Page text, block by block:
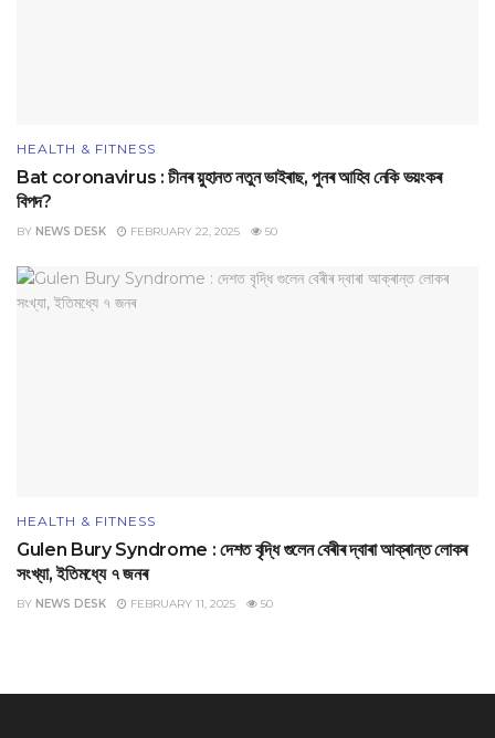
HEALTH & FITNESS
Bat coronavirus : চীনৰ য়ুহানত নতুন ভাইৰাছ, পুনৰ আহিব নেকি ভয়ংকৰ
বিপদ?
BY NEWS DESK FEBRUARY 22, 2025 50
HEALTH & FITNESS
Gulen Bury Syndrome : দেশত বৃদ্ধি গুলেন বেৰীৰ দ্বাৰা আক্ৰান্ত লোকৰ
সংখ্যা, ইতিমধ্যে ৭ জনৰ
BY NEWS DESK FEBRUARY 11, 2025 50